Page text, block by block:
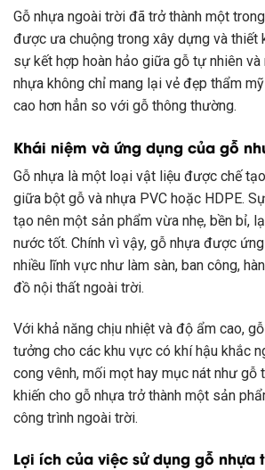
Gỗ nhựa ngoài trời đã trở thành một
được ưa chuộng trong xây dựng và thiết
sự kết hợp hoàn hảo giữa gỗ tự nhiên và
nhựa không chỉ mang lại vẻ đẹp thẩm
cao hơn hẳn so với gỗ thông thường.
Khái niệm và ứng dụng của gỗ
Gỗ nhựa là một loại vật liệu được chế
giữa bột gỗ và nhựa PVC hoặc HDPE.
tạo nên một sản phẩm vừa nhẹ, bền bỉ,
nước tốt. Chính vì vậy, gỗ nhựa được
nhiều lĩnh vực như làm sàn, ban công,
đồ nội thất ngoài trời.
Với khả năng chịu nhiệt và độ ẩm cao,
tưởng cho các khu vực có khí hậu khắc
cong vênh, mối mọt hay mục nát như gỗ
khiến cho gỗ nhựa trở thành một sản
công trình ngoài trời.
Lợi ích của việc sử dụng gỗ nhựa